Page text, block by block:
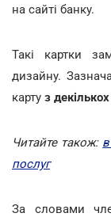
на сайті банку.
Такі картки
дизайну.
карту з
Читайте також:
послуг
За словами